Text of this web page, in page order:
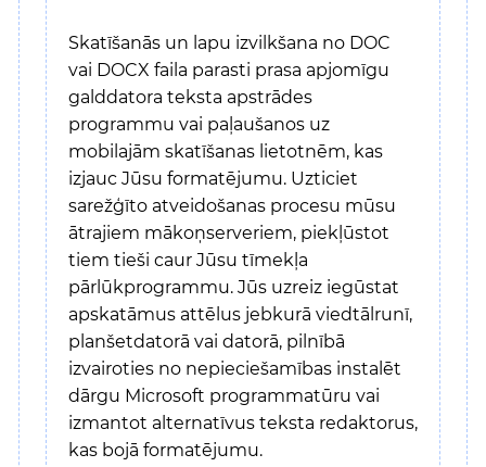
Skatīšanās un lapu izvilkšana no DOC
vai DOCX faila parasti prasa apjomīgu
galddatora teksta apstrādes
programmu vai paļaušanos uz
mobilajām skatīšanas lietotnēm, kas
izjauc Jūsu formatējumu. Uzticiet
sarežģīto atveidošanas procesu mūsu
ātrajiem mākoņserveriem, piekļūstot
tiem tieši caur Jūsu tīmekļa
pārlūkprogrammu. Jūs uzreiz iegūstat
apskatāmus attēlus jebkurā viedtālrunī,
planšetdatorā vai datorā, pilnībā
izvairoties no nepieciešamības instalēt
dārgu Microsoft programmatūru vai
izmantot alternatīvus teksta redaktorus,
kas bojā formatējumu.